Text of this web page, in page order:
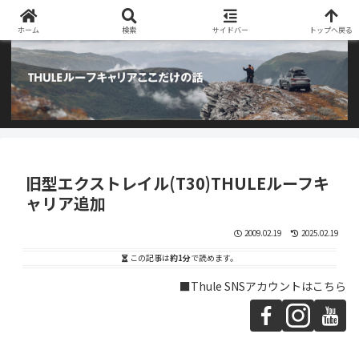
阿部商会取り扱いのTHULEルーフキャリアとアウトドア用品のブログです
旧型エクストレイル(T30)THULEルーフキ
ャリア追加
2009.02.19 2025.02.19
この記事は約1分で読めます。
■Thule SNSアカウントはこちら
ホーム 検索 サイドバー トップへ戻る